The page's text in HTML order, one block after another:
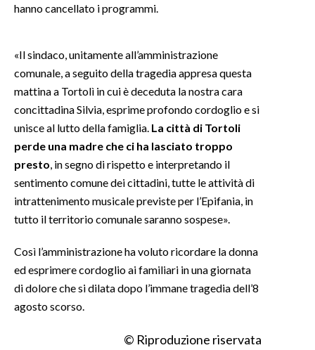
3 MINUTI CON
INFO AZIENDE
ANNUNCI
NECROLOGI
PUBBLICITÀ
STORE
hanno cancellato i programmi.
«Il sindaco, unitamente all’amministrazione
comunale, a seguito della tragedia appresa questa
mattina a Tortolì in cui è deceduta la nostra cara
concittadina Silvia, esprime profondo cordoglio e si
unisce al lutto della famiglia. La città di Tortoli
perde una madre che ci ha lasciato troppo
presto , in segno di rispetto e interpretando il
sentimento comune dei cittadini, tutte le attività di
intrattenimento musicale previste per l’Epifania, in
tutto il territorio comunale saranno sospese».
Così l’amministrazione ha voluto ricordare la donna
ed esprimere cordoglio ai familiari in una giornata
di dolore che si dilata dopo l’immane tragedia dell’8
agosto scorso.
© Riproduzione riservata